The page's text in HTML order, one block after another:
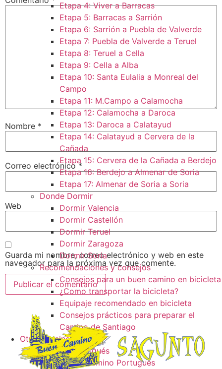
Etapa 4: Viver a Barracas
Etapa 5: Barracas a Sarrión
Etapa 6: Sarrión a Puebla de Valverde
Etapa 7: Puebla de Valverde a Teruel
Etapa 8: Teruel a Cella
Etapa 9: Cella a Alba
Etapa 10: Santa Eulalia a Monreal del
Campo​
Etapa 11: M.Campo a Calamocha​
Etapa 12: Calamocha a Daroca ​
Etapa 13: Daroca a Calatayud
Etapa 14: Calatayud a Cervera de la
Cañada​
Etapa 15: Cervera de la Cañada a Berdejo
Etapa 16: Berdejo a Almenar de Soria
Etapa 17: Almenar de Soria a Soria ​
Donde Dormir
Dormir Valencia
Dormir Castellón
Dormir Teruel
Dormir Zaragoza
Dormir Soria
Recomendaciones y consejos
Consejos para un buen camino en bicicleta
¿Como transportar la bicicleta?
Equipaje recomendado en bicicleta
Consejos prácticos para preparar el
Camino de Santiago
Otros caminos
Camino Portugués
Tracks camino Portugués
Nombre *
Correo electrónico*
Web
Guarda mi nombre, correo electrónico y web en este
navegador para la próxima vez que comente.